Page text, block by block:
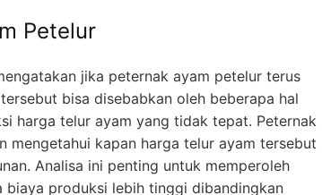
Petelur
jika peternak ayam petelur terus
bisa disebabkan oleh beberapa hal
harga telur ayam yang tidak tepat. Peternak
mengetahui kapan harga telur ayam tersebut
Analisa ini penting untuk memperoleh
biaya produksi lebih tinggi dibandingkan